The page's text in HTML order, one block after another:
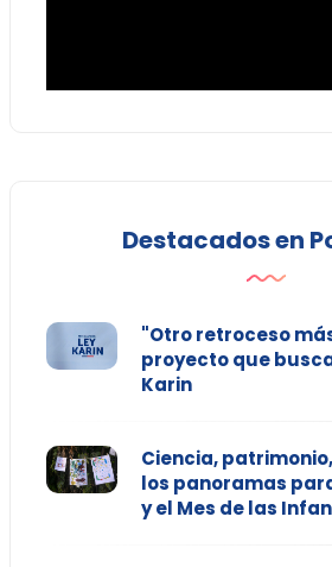
Destacados en
"Otro retroceso
proyecto que
Karin
Ciencia,
los panoramas
y el Mes de las